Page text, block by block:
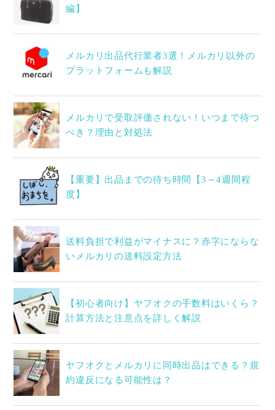
編】
メルカリ出品代行業者3選！メルカリ以外の
プラットフォームも解説
メルカリで受取評価されない！いつまで待つ
べき？理由と対処法
【重要】出品までの待ち時間【3～4週間程
度】
送料負担で利益がマイナスに？赤字にならな
いメルカリの送料設定方法
【初心者向け】ヤフオクの手数料はいくら？
計算方法と注意点を詳しく解説
ヤフオクとメルカリに同時出品はできる？規
約違反になる可能性は？